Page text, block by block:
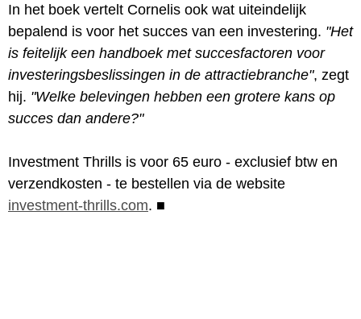
In het boek vertelt Cornelis ook wat uiteindelijk
bepalend is voor het succes van een investering. "Het
is feitelijk een handboek met succesfactoren voor
investeringsbeslissingen in de attractiebranche", zegt
hij. "Welke belevingen hebben een grotere kans op
succes dan andere?"
Investment Thrills is voor 65 euro - exclusief btw en
verzendkosten - te bestellen via de website
investment-thrills.com. ■